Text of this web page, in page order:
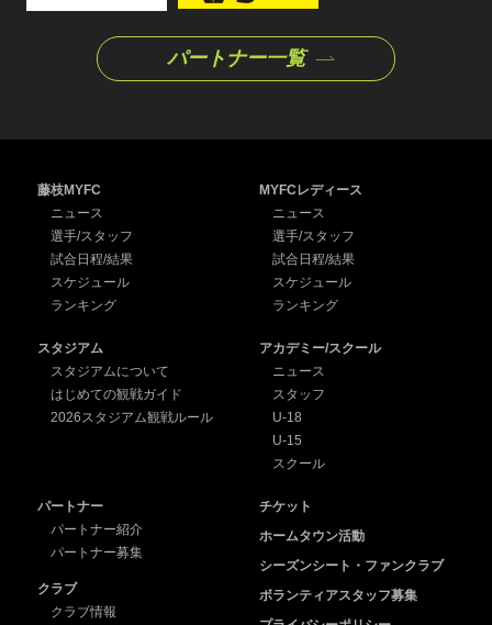
パートナー一覧
藤枝MYFC
ニュース
選手/スタッフ
試合日程/結果
スケジュール
ランキング
MYFCレディース
ニュース
選手/スタッフ
試合日程/結果
スケジュール
ランキング
スタジアム
スタジアムについて
はじめての観戦ガイド
2026スタジアム観戦ルール
アカデミー/スクール
ニュース
スタッフ
U-18
U-15
スクール
パートナー
パートナー紹介
パートナー募集
クラブ
クラブ情報
チケット
ホームタウン活動
シーズンシート・ファンクラブ
ボランティアスタッフ募集